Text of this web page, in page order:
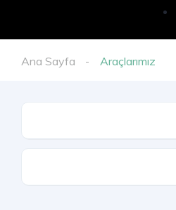
Ana Sayfa Araçlarımız